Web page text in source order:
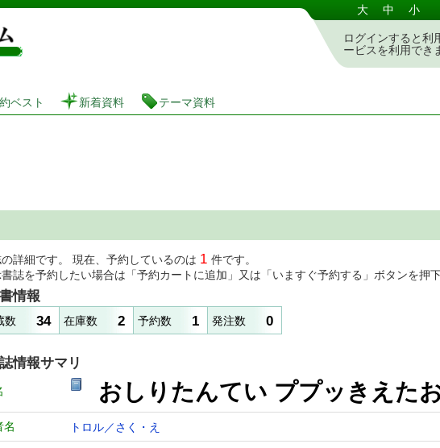
図書館 蔵書検索・予約システム 大 中 小
ログインすると利
ービスを利用でき
ベスト 新着資料 テーマ資料
詳細です。 現在、予約しているのは 1 件です。
誌を予約したい場合は「予約カートに追加」又は「いますぐ予約する」ボタンを押下
情報
数 34 在庫数 2 予約数 1 発注数 0
情報サマリ
おしりたんてい ププッきえた
名 トロル／さく・え